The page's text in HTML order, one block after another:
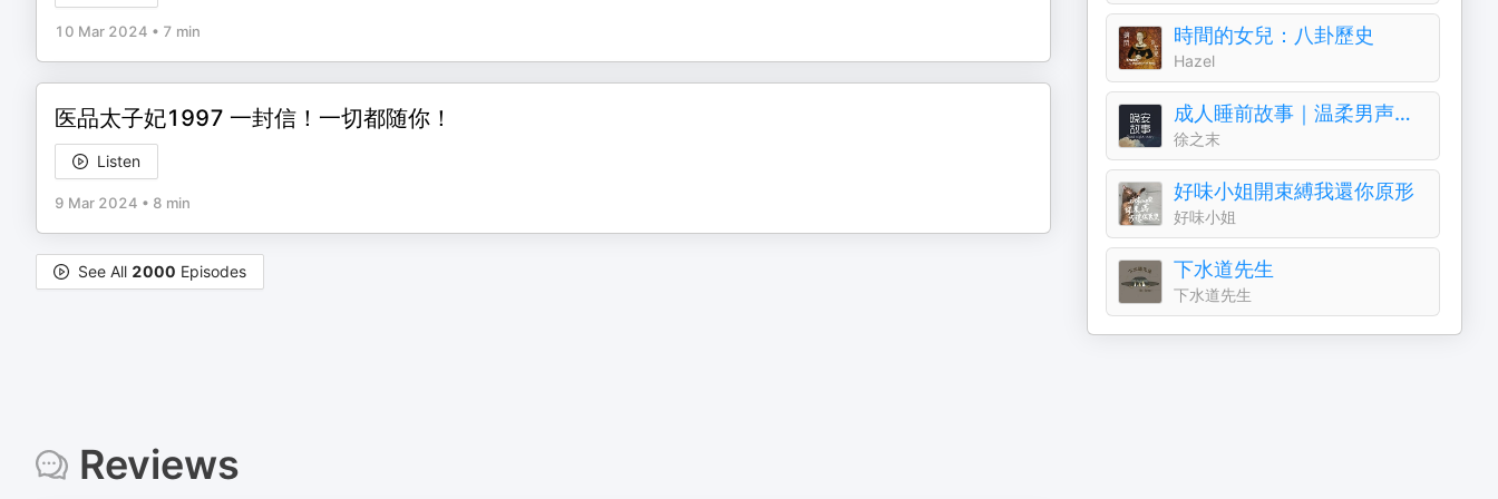
10 Mar 2024 • 7 min
医品太子妃1997 一封信！一切都随你！
Listen
9 Mar 2024 • 8 min
See All 2000 Episodes
時間的女兒：八卦歷史
Hazel
成人睡前故事｜温柔男声哄睡夜听治愈助眠晚安电台
徐之末
好味小姐開束縛我還你原形
好味小姐
下水道先生
下水道先生
Reviews